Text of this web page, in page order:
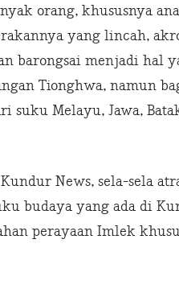
orang, khususnya
yang lincah,
barongsai menjadi hal
Tionghwa, namun
Melayu, Jawa,
News, sela-sela
budaya yang ada di
perayaan Imlek